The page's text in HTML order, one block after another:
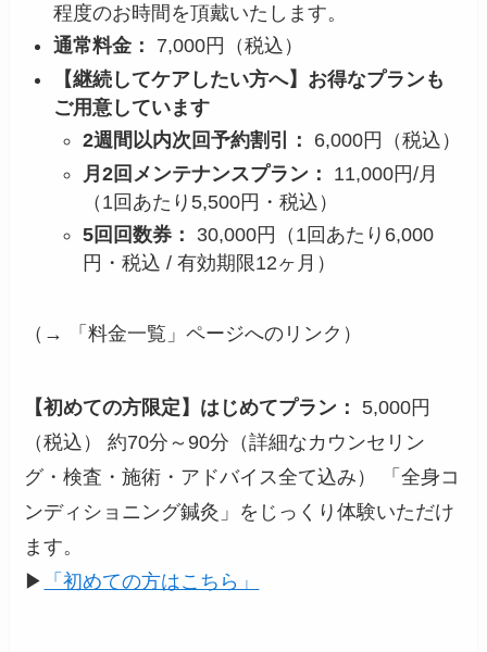
程度のお時間を頂戴いたします。
通常料金：
7,000円（税込）
【継続してケアしたい方へ】お得なプランも
ご用意しています
2週間以内次回予約割引：
6,000円（税込）
月2回メンテナンスプラン：
11,000円/月
（1回あたり5,500円・税込）
5回回数券：
30,000円（1回あたり6,000
円・税込 / 有効期限12ヶ月）
（→ 「料金一覧」ページへのリンク）
【初めての方限定】はじめてプラン：
5,000円
（税込） 約70分～90分（詳細なカウンセリン
グ・検査・施術・アドバイス全て込み） 「全身コ
ンディショニング鍼灸」をじっくり体験いただけ
ます。
▶
「初めての方はこちら」